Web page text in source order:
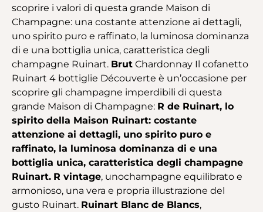
scoprire i valori di questa grande Maison di
Champagne: una costante attenzione ai dettagli,
uno spirito puro e raffinato, la luminosa dominanza
di e una bottiglia unica, caratteristica degli
champagne Ruinart. Brut Chardonnay Il cofanetto
Ruinart 4 bottiglie Découverte è un’occasione per
scoprire gli champagne imperdibili di questa
grande Maison di Champagne: R de Ruinart, lo
spirito della Maison Ruinart: costante
attenzione ai dettagli, uno spirito puro e
raffinato, la luminosa dominanza di e una
bottiglia unica, caratteristica degli champagne
Ruinart. R vintage, unochampagne equilibrato e
armonioso, una vera e propria illustrazione del
gusto Ruinart. Ruinart Blanc de Blancs,